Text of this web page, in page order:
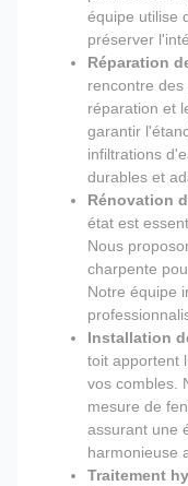
équipe utilise
préserver
Réparation
rencontre
réparation et
garantir
infiltrations
durables et
Rénovation
état est
Nous
charpente
Notre équipe
Installation
toit apportent
vos combles.
mesure de
assurant une
harmonieuse
Traitement